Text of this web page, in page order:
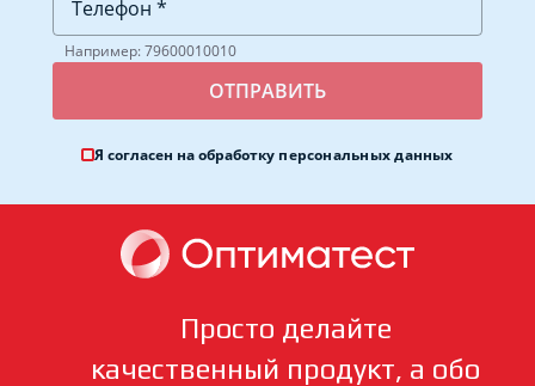
Например: 79600010010
Я согласен на обработку персональных данных
Просто делайте
качественный продукт, а обо